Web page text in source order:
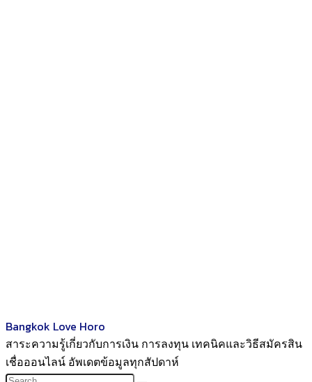
Bangkok Love Horo
สาระความรู้เกี่ยวกับการเงิน การลงทุน เทคนิคและวิธีสมัครสิน
เชื่อออนไลน์ อัพเดตข้อมูลทุกสัปดาห์